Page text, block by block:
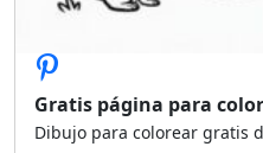
Gratis página para
Dibujo para colorear gratis